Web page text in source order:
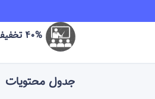
40% تخفیف
جدول محتویات